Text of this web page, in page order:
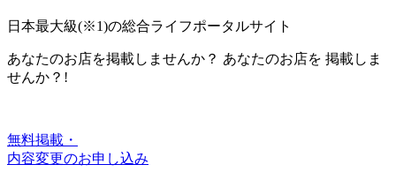
日本最大級(※1)の総合ライフポータルサイト
あなたのお店を掲載しませんか？ あなたのお店を 掲載しま
せんか？!
無料掲載・
内容変更のお申し込み